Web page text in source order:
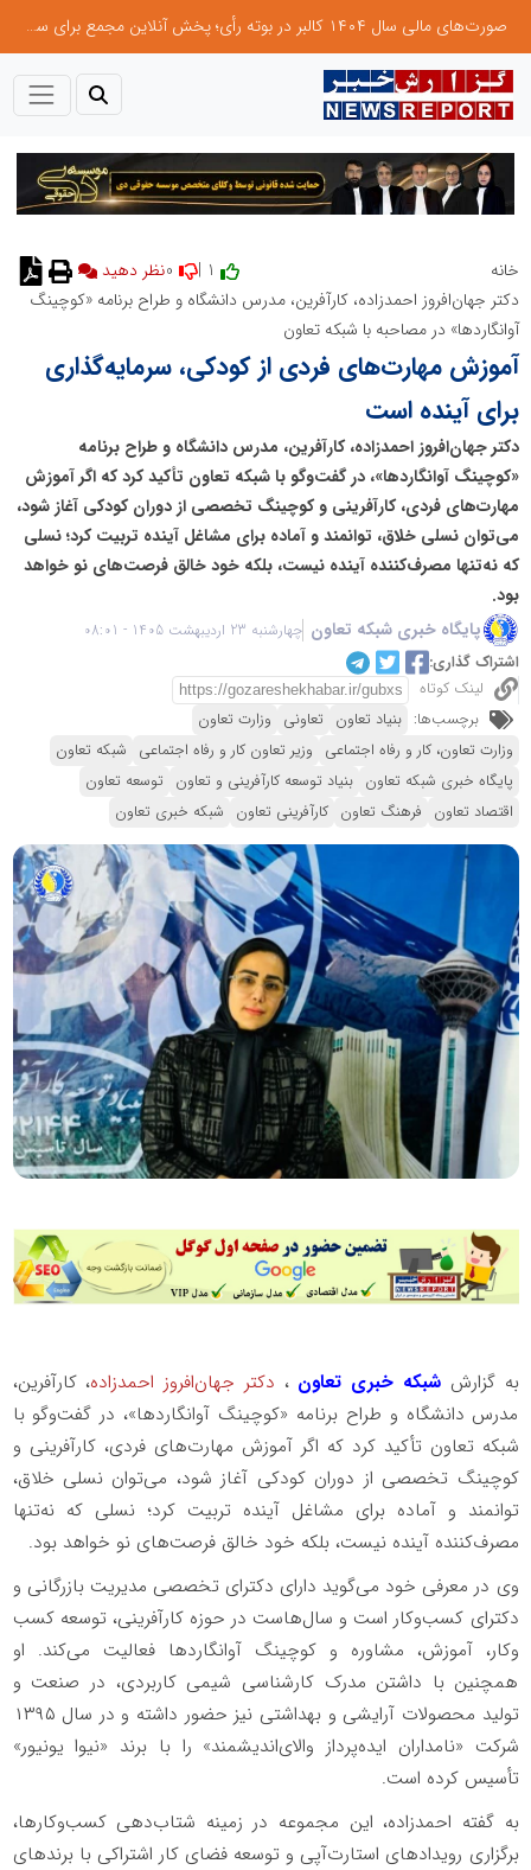
صورت‌های مالی سال ۱۴۰۴ کالبر در بوته رأی؛ پخش آنلاین مجمع برای سهامداران در سراسر کشور
خانه
نظر دهید
دکتر جهان‌افروز احمدزاده، کارآفرین، مدرس دانشگاه و طراح برنامه «کوچینگ
آوانگاردها» در مصاحبه با شبکه تعاون
آموزش مهارت‌های فردی از کودکی، سرمایه‌گذاری
برای آینده است
دکتر جهان‌افروز احمدزاده، کارآفرین، مدرس دانشگاه و طراح برنامه
«کوچینگ آوانگاردها»، در گفت‌وگو با شبکه تعاون تأکید کرد که اگر آموزش
مهارت‌های فردی، کارآفرینی و کوچینگ تخصصی از دوران کودکی آغاز شود،
می‌توان نسلی خلاق، توانمند و آماده برای مشاغل آینده تربیت کرد؛ نسلی
که نه‌تنها مصرف‌کننده آینده نیست، بلکه خود خالق فرصت‌های نو خواهد
بود.
پایگاه خبری شبکه تعاون چهارشنبه 23 اردیبهشت 1405 - 08:01
اشتراک گذاری:
لینک کوتاه
برچسب‌ها: بنیاد تعاون تعاونی وزارت تعاون
وزارت تعاون، کار و رفاه اجتماعی وزیر تعاون کار و رفاه اجتماعی شبکه تعاون
پایگاه خبری شبکه تعاون بنیاد توسعه کارآفرینی و تعاون توسعه تعاون
اقتصاد تعاون فرهنگ تعاون کارآفرینی تعاون شبکه خبری تعاون
به گزارش شبکه خبری تعاون، دکتر جهان‌افروز احمدزاده، کارآفرین،
مدرس دانشگاه و طراح برنامه «کوچینگ آوانگاردها»، در گفت‌وگو با
شبکه تعاون تأکید کرد که اگر آموزش مهارت‌های فردی، کارآفرینی و
کوچینگ تخصصی از دوران کودکی آغاز شود، می‌توان نسلی خلاق،
توانمند و آماده برای مشاغل آینده تربیت کرد؛ نسلی که نه‌تنها
مصرف‌کننده آینده نیست، بلکه خود خالق فرصت‌های نو خواهد بود.
وی در معرفی خود می‌گوید دارای دکترای تخصصی مدیریت بازرگانی و
دکترای کسب‌وکار است و سال‌هاست در حوزه کارآفرینی، توسعه کسب‌
وکار، آموزش، مشاوره و کوچینگ آوانگاردها فعالیت می‌کند. او
همچنین با داشتن مدرک کارشناسی شیمی کاربردی، در صنعت و
تولید محصولات آرایشی و بهداشتی نیز حضور داشته و در سال ۱۳۹۵
شرکت «نامداران ایده‌پرداز والای‌اندیشمند» را با برند «نیوا یونیور»
تأسیس کرده است.
به گفته احمدزاده، این مجموعه در زمینه شتاب‌دهی کسب‌وکارها،
برگزاری رویدادهای استارت‌آپی و توسعه فضای کار اشتراکی با برندهای